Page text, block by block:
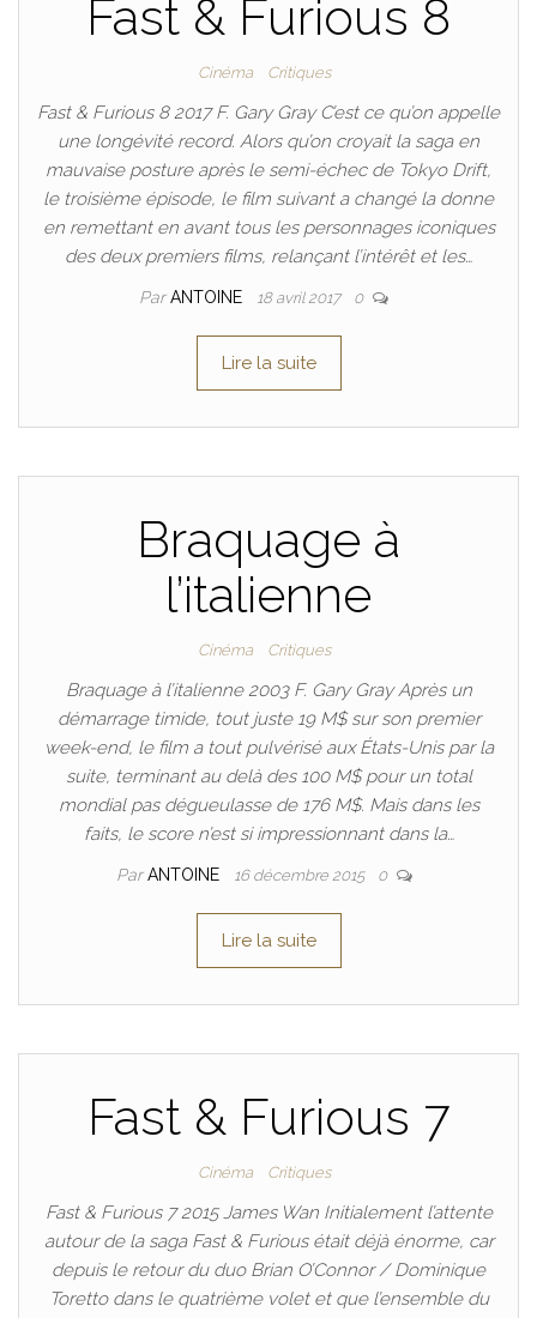
Fast & Furious 8
Cinéma Critiques
Fast & Furious 8 2017 F. Gary Gray C’est ce qu’on appelle
une longévité record. Alors qu’on croyait la saga en
mauvaise posture après le semi-échec de Tokyo Drift,
le troisième épisode, le film suivant a changé la donne
en remettant en avant tous les personnages iconiques
des deux premiers films, relançant l’intérêt et les…
ParANTOINE 18 avril 2017 0
Lire la suite
Braquage à
l’italienne
Cinéma Critiques
Braquage à l’italienne 2003 F. Gary Gray Après un
démarrage timide, tout juste 19 M$ sur son premier
week-end, le film a tout pulvérisé aux États-Unis par la
suite, terminant au delà des 100 M$ pour un total
mondial pas dégueulasse de 176 M$. Mais dans les
faits, le score n’est si impressionnant dans la…
ParANTOINE 16 décembre 2015 0
Lire la suite
Fast & Furious 7
Cinéma Critiques
Fast & Furious 7 2015 James Wan Initialement l’attente
autour de la saga Fast & Furious était déjà énorme, car
depuis le retour du duo Brian O’Connor / Dominique
Toretto dans le quatrième volet et que l’ensemble du